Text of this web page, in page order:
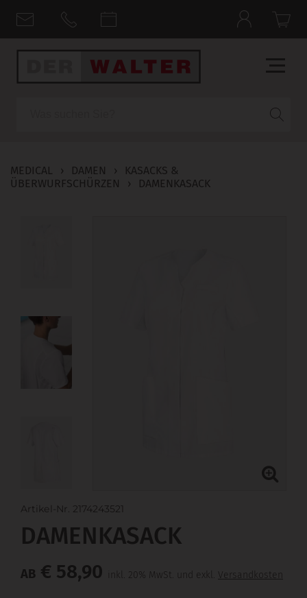
MEDICAL › DAMEN ›
KASACKS &
ÜBERWURFSCHÜRZEN
› DAMENKASACK
Artikel-Nr. 2174243521
DAMENKASACK
AB € 58,90 inkl. 20% MwSt. und exkl. Versandkosten